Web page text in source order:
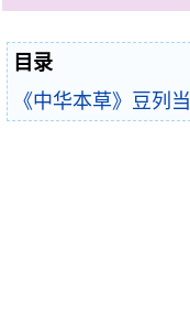
目录
《中华本草》豆列当